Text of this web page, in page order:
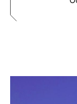
プライバシーポリシー
トップ